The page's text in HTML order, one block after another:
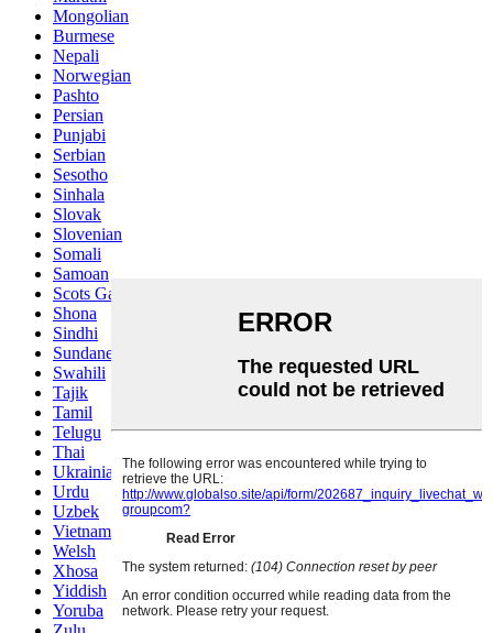
Mongolian
Burmese
Nepali
Norwegian
Pashto
Persian
Punjabi
Serbian
Sesotho
Sinhala
Slovak
Slovenian
Somali
Samoan
Scots Gaelic
Shona
Sindhi
Sundanese
Swahili
Tajik
Tamil
Telugu
Thai
Ukrainian
Urdu
Uzbek
Vietnamese
Welsh
Xhosa
Yiddish
Yoruba